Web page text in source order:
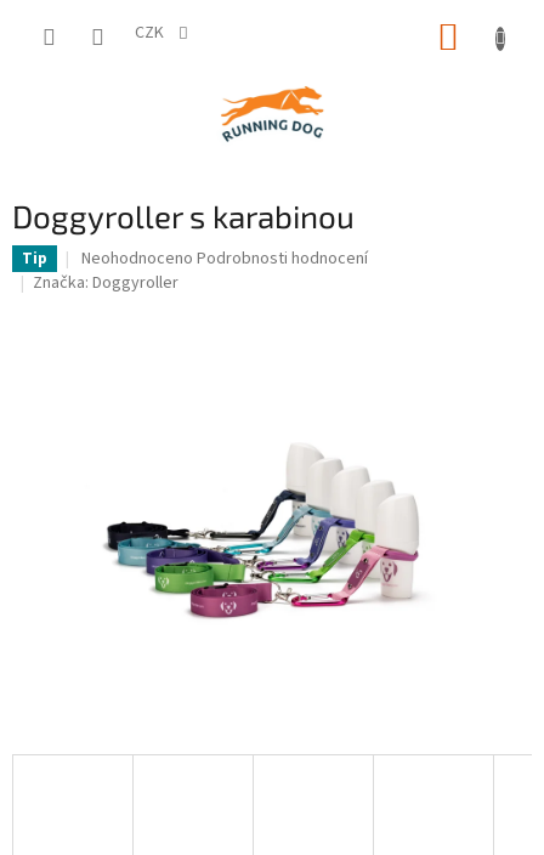
CZK
Doggyroller s karabinou
Tip
Průměrné
hodnocení
Neohodnoceno Podrobnosti hodnocení
Značka: Doggyroller